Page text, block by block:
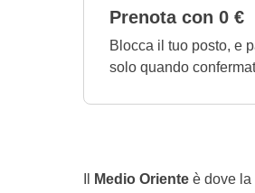
Prenota con 0 €
Blocca il tuo posto, e
solo quando
Medio Oriente è dove la